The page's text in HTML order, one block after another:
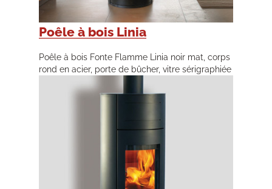
Poêle à bois Linia
Poêle à bois Fonte Flamme Linia noir mat, corps
rond en acier, porte de bûcher, vitre sérigraphiée